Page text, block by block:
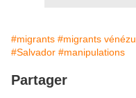
#migrants #migrants
#Salvador #manipulations
Partager